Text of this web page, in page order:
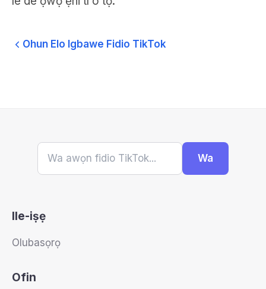
Ohun Elo Igbawe Fidio TikTok
Wa
Ile-iṣẹ
Olubasọrọ
Ofin